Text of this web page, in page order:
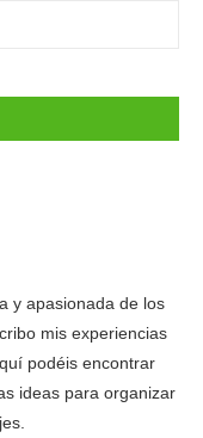
y apasionada de los
mis experiencias
podéis encontrar
ideas para organizar